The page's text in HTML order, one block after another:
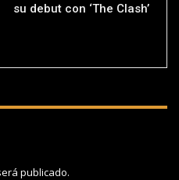
su debut con ‘The Clash’
publicado.